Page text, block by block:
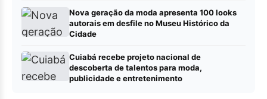
Nova geração da moda apresenta 100 looks
autorais em desfile no Museu Histórico da
Cidade
Cuiabá recebe projeto nacional de
descoberta de talentos para moda,
publicidade e entretenimento